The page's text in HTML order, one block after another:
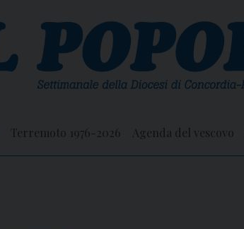
Terremoto 1976-2026 Agenda del vescovo